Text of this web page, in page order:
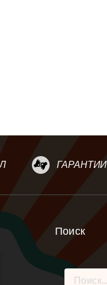
ГАРАНТИИ
Поиск
Найти: